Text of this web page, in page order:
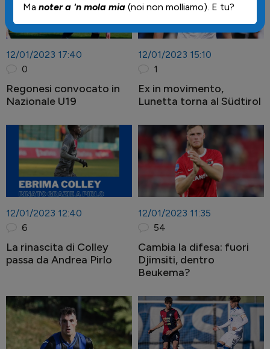
12/01/2023 17:40
0
Regonesi convocato in
Nazionale U19
12/01/2023 15:10
1
Ex in movimento,
Lunetta torna al Südtirol
12/01/2023 12:40
6
La rinascita di Colley
passa da Andrea Pirlo
12/01/2023 11:35
54
Cambia la difesa: fuori
Djimsiti, dentro
Beukema?
Ma noter a 'n mola mia (noi non molliamo). E tu?